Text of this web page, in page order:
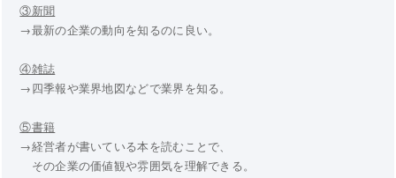
③新聞
→最新の企業の動向を知るのに良い。
④雑誌
→四季報や業界地図などで業界を知る。
⑤書籍
→経営者が書いている本を読むことで、
その企業の価値観や雰囲気を理解できる。